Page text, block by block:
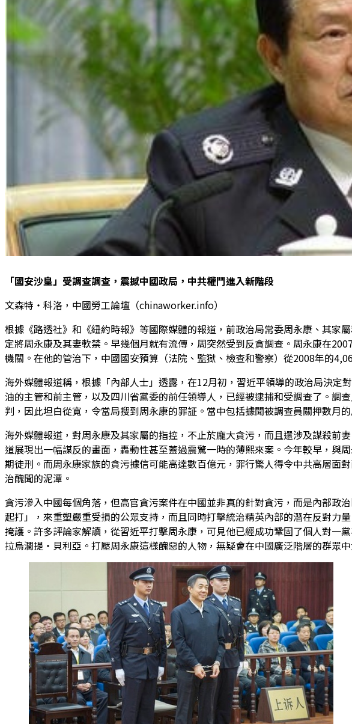
「國安沙皇」受調查調查，震撼中國政局，中共權鬥進入新階段
文森特‧科洛，中國勞工論壇（chinaworker.info）
根據《路透社》和《紐約時報》等國際媒體的報道， 前政治局常委周永康、其家
定將周永康及其妻軟禁。早幾個月就有流傳，周突然受到反貪調查。周永康在
機關。在他的管治下，中國國安預算（法院、監獄、檢查和警察）從2008年的
海外媒體報道稱，根據「內部人士」透露，在12月初，習近平領導的政治局決定
油的主管和前主管，以及四川省黨委的前任領導人，已經被逮捕和受調查了。調
判，因此坦白從寬，令當局搜到周永康的罪証。當中包括據聞被調查員關押數月
海外媒體報道，對周永康及其家屬的指控，不止於龐大貪污，而且還涉及謀殺前
道展現出一幅謀反的畫面，轟動性甚至蓋過震驚一時的薄熙來案。今年較早，與
期徒刑。而周永康家族的貪污據信可能高達數百億元，罪行驚人得令中共高層面
治醜聞的泥潭。
貪污滲入中國每個角落，但高官貪污案件在中國並非真的針對貪污，而是內部政
起打」，來重塑嚴重受損的公眾支持，而且同時打擊統治精英內部的潛在反對力
掩護。許多評論家解讀，從習近平打擊周永康，可見他已經成功鞏固了個人對一
拉烏潤提‧貝利亞。打壓周永康這樣醜惡的人物，無疑會在中國廣泛階層的群眾中